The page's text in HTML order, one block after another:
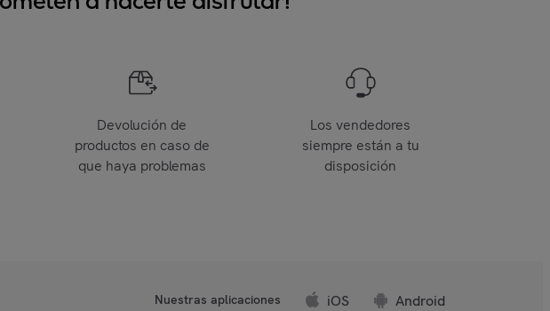
Devolución de
productos en caso de
que haya problemas
Los vendedores
siempre están a tu
disposición
Nuestras aplicaciones iOS Android